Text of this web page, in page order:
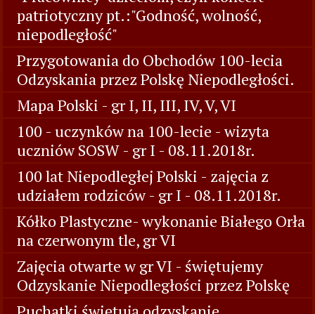
patriotyczny pt.:"Godność, wolność,
niepodległość"
Przygotowania do Obchodów 100-lecia
Odzyskania przez Polskę Niepodległości.
Mapa Polski - gr I, II, III, IV, V, VI
100 - uczynków na 100-lecie - wizyta
uczniów SOSW - gr I - 08.11.2018r.
100 lat Niepodległej Polski - zajęcia z
udziałem rodziców - gr I - 08.11.2018r.
Kółko Plastyczne- wykonanie Białego Orła
na czerwonym tle, gr VI
Zajęcia otwarte w gr VI - świętujemy
Odzyskanie Niepodległości przez Polskę